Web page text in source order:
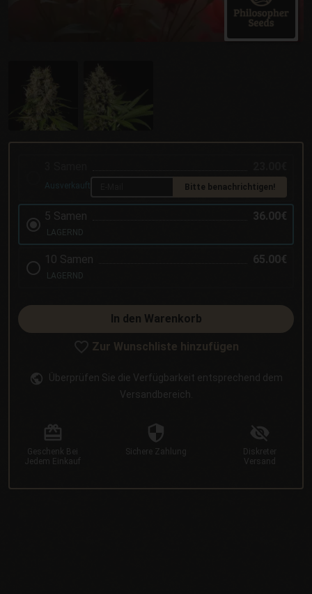
Ausverkauft Bitte benachrichtigen!
5 Samen 36.00€
LAGERND
10 Samen 65.00€
LAGERND
In den Warenkorb
Zur Wunschliste hinzufügen
Überprüfen Sie die Verfügbarkeit entsprechend dem
Versandbereich.
Geschenk Bei
Jedem Einkauf
Sichere Zahlung
Diskreter
Versand